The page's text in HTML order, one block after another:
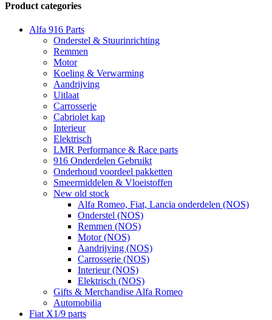
Product categories
Alfa 916 Parts
Onderstel & Stuurinrichting
Remmen
Motor
Koeling & Verwarming
Aandrijving
Uitlaat
Carrosserie
Cabriolet kap
Interieur
Elektrisch
LMR Performance & Race parts
916 Onderdelen Gebruikt
Onderhoud voordeel pakketten
Smeermiddelen & Vloeistoffen
New old stock
Alfa Romeo, Fiat, Lancia onderdelen (NOS)
Onderstel (NOS)
Remmen (NOS)
Motor (NOS)
Aandrijving (NOS)
Carrosserie (NOS)
Interieur (NOS)
Elektrisch (NOS)
Gifts & Merchandise Alfa Romeo
Automobilia
Fiat X1/9 parts